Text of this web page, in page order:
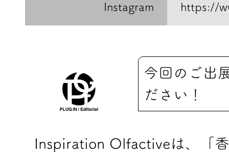
Instagram https://
今回のご出
ださい！
Inspiration Olfactiveは、「